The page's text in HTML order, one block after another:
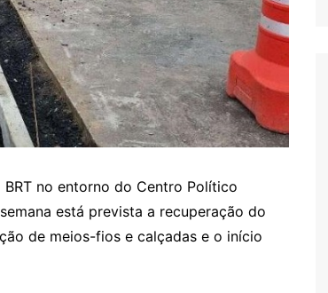
no entorno do Centro Político
está prevista a recuperação do
de meios-fios e calçadas e o início